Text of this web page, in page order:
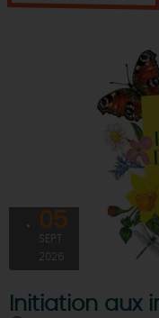
05
SEPT
2026
Initiation aux